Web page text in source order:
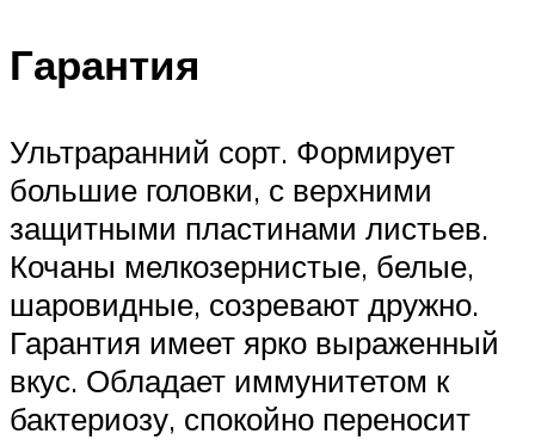
Гарантия
Ультраранний сорт. Формирует
большие головки, с верхними
защитными пластинами листьев.
Кочаны мелкозернистые, белые,
шаровидные, созревают дружно.
Гарантия имеет ярко выраженный
вкус. Обладает иммунитетом к
бактериозу, спокойно переносит